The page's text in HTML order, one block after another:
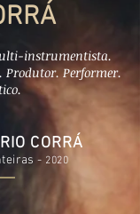
instrumentista.
Produtor. Performer.
CORRÁ
- 2020